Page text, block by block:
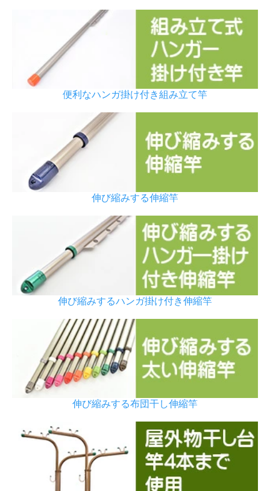
便利なハンガ掛け付き組み立て竿
伸び縮みする伸縮竿
伸び縮みするハンガ掛け付き伸縮竿
伸び縮みする布団干し伸縮竿